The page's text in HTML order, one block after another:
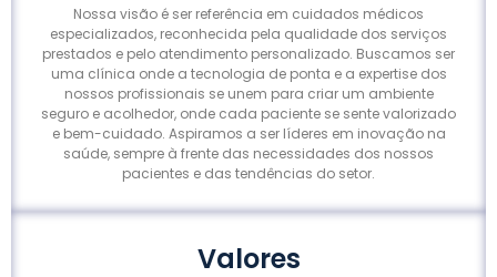
Nossa visão é ser referência em cuidados médicos
especializados, reconhecida pela qualidade dos serviços
prestados e pelo atendimento personalizado. Buscamos ser
uma clínica onde a tecnologia de ponta e a expertise dos
nossos profissionais se unem para criar um ambiente
seguro e acolhedor, onde cada paciente se sente valorizado
e bem-cuidado. Aspiramos a ser líderes em inovação na
saúde, sempre à frente das necessidades dos nossos
pacientes e das tendências do setor.
Valores